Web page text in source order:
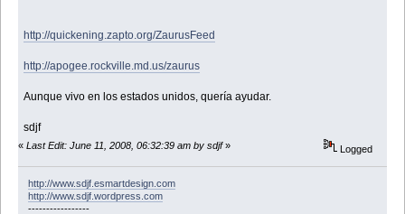
http://quickening.zapto.org/ZaurusFeed
http://apogee.rockville.md.us/zaurus
Aunque vivo en los estados unidos, quería ayudar.
sdjf
« Last Edit: June 11, 2008, 06:32:39 am by sdjf» Logged
http://www.sdjf.esmartdesign.com
http://www.sdjf.wordpress.com
-----------------